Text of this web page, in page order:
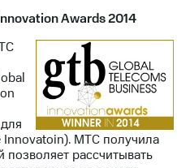
Awards 2014
Innovatoin). МТС получила
позволяет рассчитывать